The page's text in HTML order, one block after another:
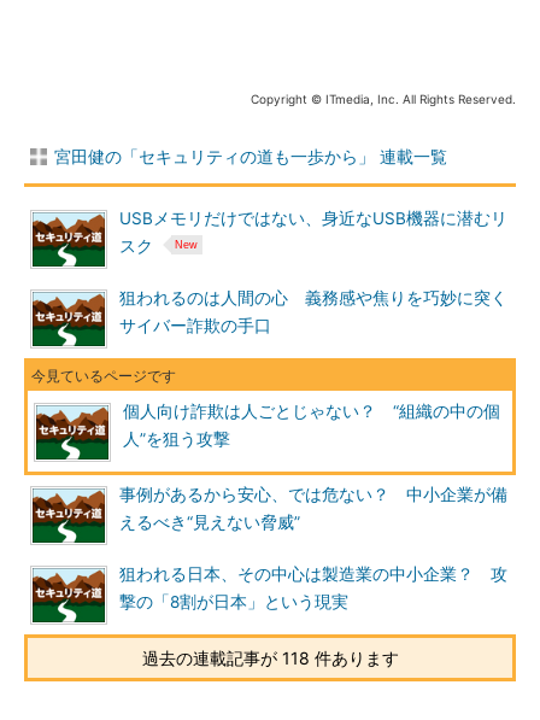
Copyright © ITmedia, Inc. All Rights Reserved.
宮田健の「セキュリティの道も一歩から」 連載一覧
USBメモリだけではない、身近なUSB機器に潜むリ
スク
狙われるのは人間の心 義務感や焦りを巧妙に突く
サイバー詐欺の手口
個人向け詐欺は人ごとじゃない？ “組織の中の個
人”を狙う攻撃
事例があるから安心、では危ない？ 中小企業が備
えるべき“見えない脅威”
狙われる日本、その中心は製造業の中小企業？ 攻
撃の「8割が日本」という現実
過去の連載記事が 118 件あります